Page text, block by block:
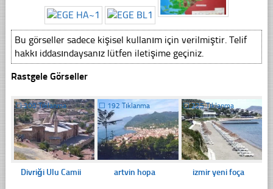
Bu görseller sadece kişisel kullanım için verilmiştir. Telif
hakkı iddasındaysanız lütfen iletişime geçiniz.
Rastgele Görseller
☐200 Tıklanma
Divriği Ulu Camii
☐ 192 Tıklanma
artvin hopa
☐225 Tıklanma
izmir yeni foça